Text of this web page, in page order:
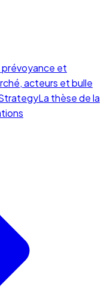
prévoyance et
acteurs et bulle
La thèse de la